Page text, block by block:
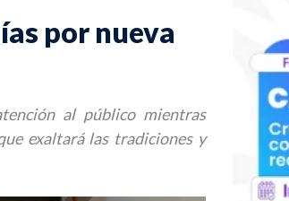
por nueva
al público mientras
exaltará las tradiciones y